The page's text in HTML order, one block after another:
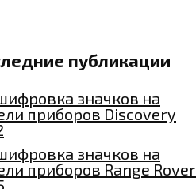
публикации
значков на
приборов Discovery
значков на
приборов Range Rover